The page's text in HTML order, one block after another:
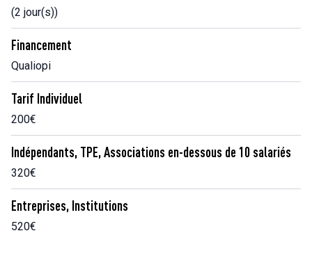
(2 jour(s))
Financement
Qualiopi
Tarif Individuel
200€
Indépendants, TPE, Associations en-dessous de 10 salariés
320€
Entreprises, Institutions
520€